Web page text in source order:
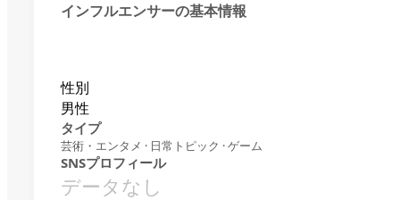
インフルエンサーの基本情報
性別
男性
タイプ
芸術・エンタメ · 日常トピック · ゲーム
SNSプロフィール
データなし